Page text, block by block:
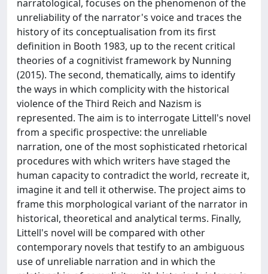
narratological, focuses on the phenomenon of the
unreliability of the narrator's voice and traces the
history of its conceptualisation from its first
definition in Booth 1983, up to the recent critical
theories of a cognitivist framework by Nunning
(2015). The second, thematically, aims to identify
the ways in which complicity with the historical
violence of the Third Reich and Nazism is
represented. The aim is to interrogate Littell's novel
from a specific prospective: the unreliable
narration, one of the most sophisticated rhetorical
procedures with which writers have staged the
human capacity to contradict the world, recreate it,
imagine it and tell it otherwise. The project aims to
frame this morphological variant of the narrator in
historical, theoretical and analytical terms. Finally,
Littell's novel will be compared with other
contemporary novels that testify to an ambiguous
use of unreliable narration and in which the